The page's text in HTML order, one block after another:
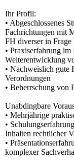
Ihr Profil:
• Abgeschlossenes
Fachrichtungen mit
FH diverser in Frage
• Praxiserfahrung
Weiterentwicklung
• Nachweislich gute
Verordnungen
• Beherrschung von
Unabdingbare
• Mehrjährige
•
Inhalten rechtlicher
•
komplexer